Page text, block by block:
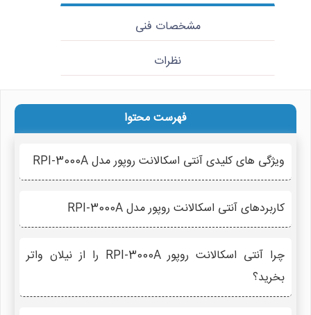
مشخصات فنی
نظرات
فهرست محتوا
ویژگی های کلیدی آنتی اسکالانت روپور مدل RPI-3000A
کاربردهای آنتی اسکالانت روپور مدل RPI-3000A
چرا آنتی اسکالانت روپور RPI-3000A را از نیلان واتر
بخرید؟